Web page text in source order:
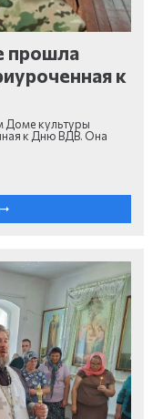
прошла
к
Доме культуры
к Дню ВДВ. Она